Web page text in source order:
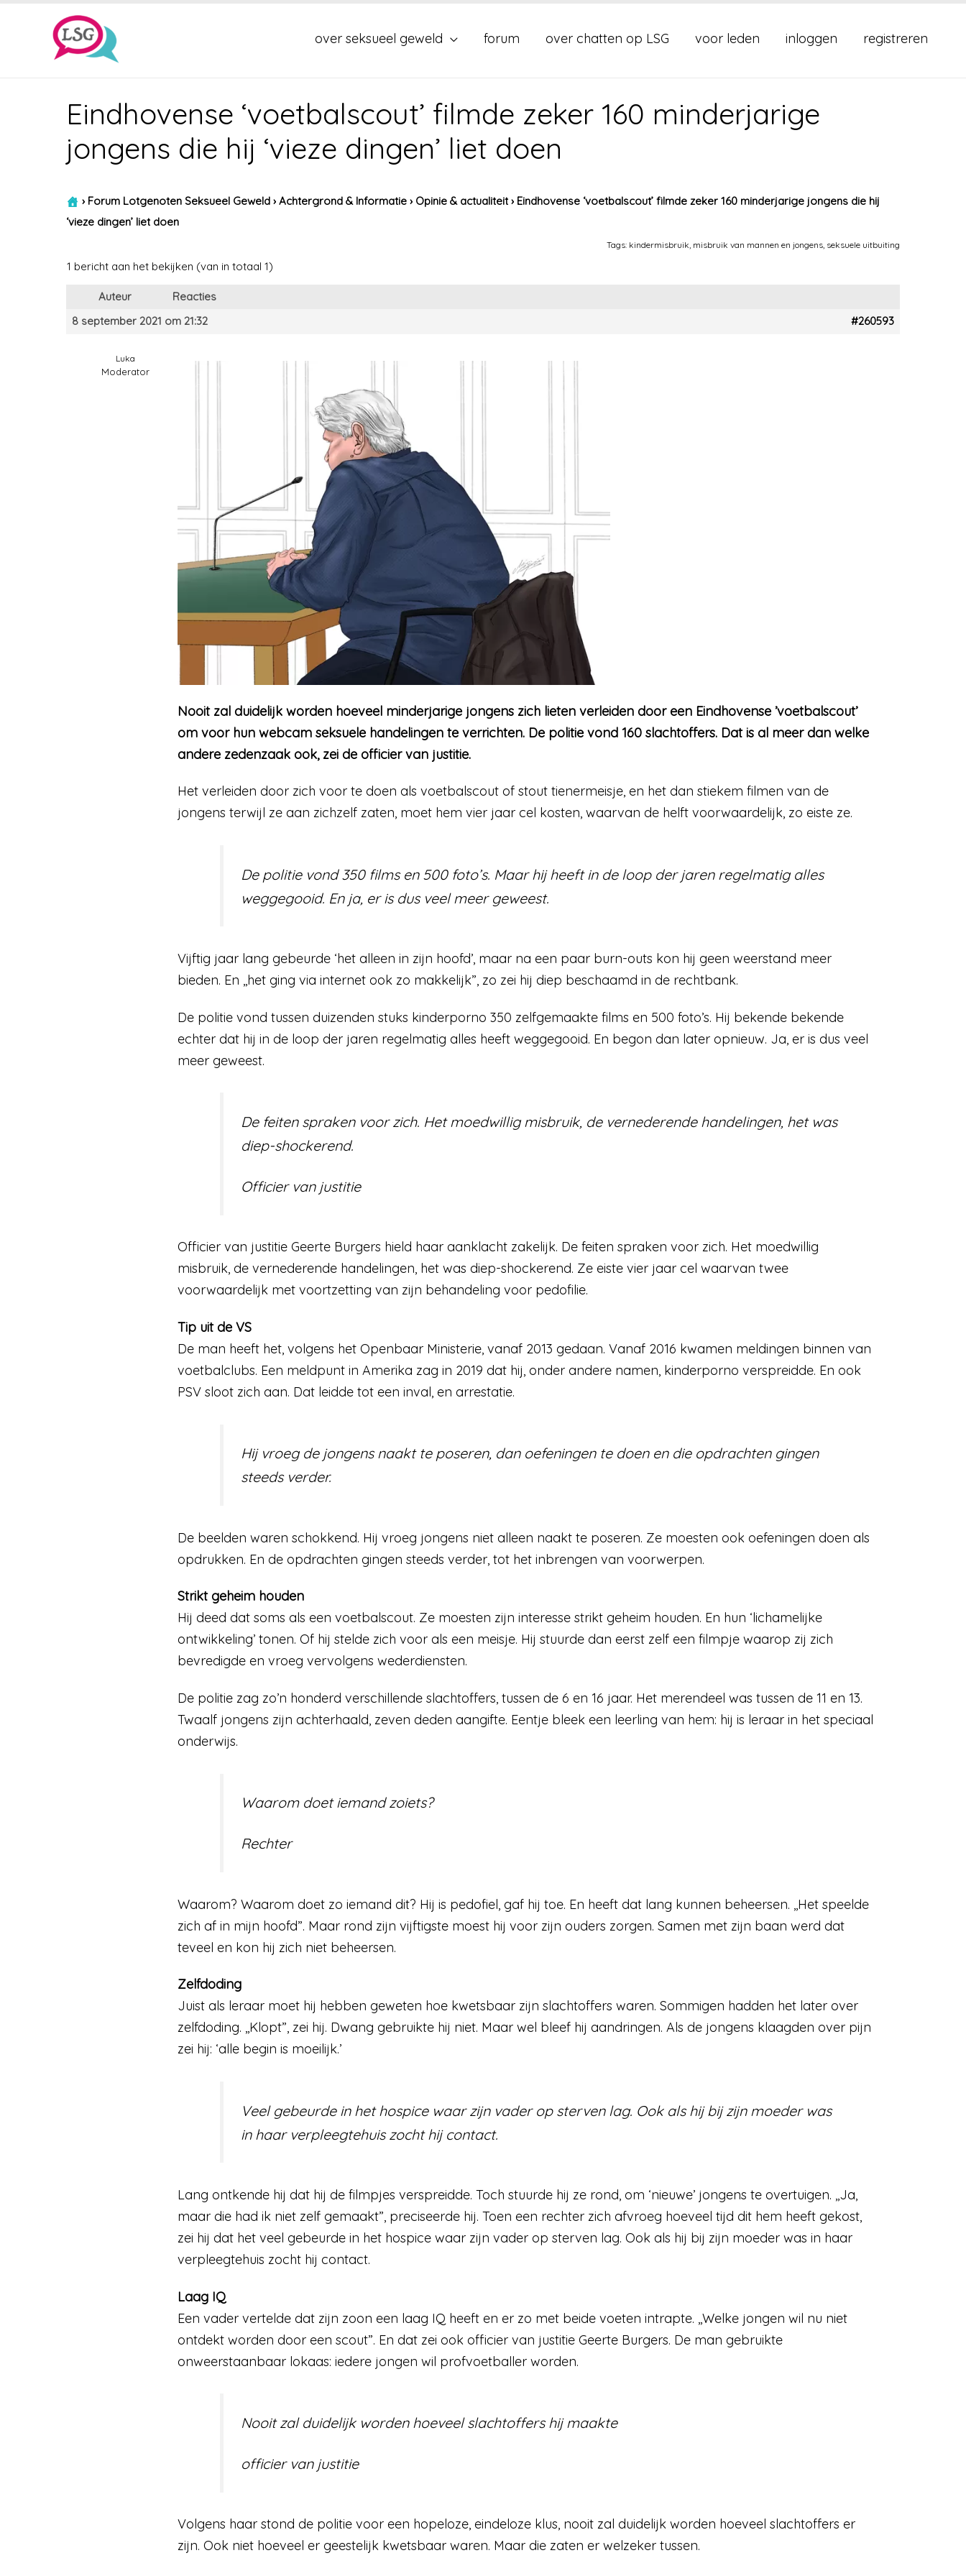
over seksueel geweld forum over chatten op LSG voor leden inloggen registreren
Eindhovense ‘voetbalscout’ filmde zeker 160 minderjarige
jongens die hij ‘vieze dingen’ liet doen
› Forum Lotgenoten Seksueel Geweld › Achtergrond & Informatie › Opinie & actualiteit › Eindhovense ‘voetbalscout’ filmde zeker 160 minderjarige jongens die hij
‘vieze dingen’ liet doen
Tags: kindermisbruik, misbruik van mannen en jongens, seksuele uitbuiting
1 bericht aan het bekijken (van in totaal 1)
Auteur
Reacties
8 september 2021 om 21:32
#260593
Luka
Moderator
Nooit zal duidelijk worden hoeveel minderjarige jongens zich lieten verleiden door een Eindhovense ’voetbalscout’
om voor hun webcam seksuele handelingen te verrichten. De politie vond 160 slachtoffers. Dat is al meer dan welke
andere zedenzaak ook, zei de officier van justitie.
Het verleiden door zich voor te doen als voetbalscout of stout tienermeisje, en het dan stiekem filmen van de
jongens terwijl ze aan zichzelf zaten, moet hem vier jaar cel kosten, waarvan de helft voorwaardelijk, zo eiste ze.
De politie vond 350 films en 500 foto’s. Maar hij heeft in de loop der jaren regelmatig alles
weggegooid. En ja, er is dus veel meer geweest.
Vijftig jaar lang gebeurde ‘het alleen in zijn hoofd’, maar na een paar burn-outs kon hij geen weerstand meer
bieden. En ,,het ging via internet ook zo makkelijk”, zo zei hij diep beschaamd in de rechtbank.
De politie vond tussen duizenden stuks kinderporno 350 zelfgemaakte films en 500 foto’s. Hij bekende bekende
echter dat hij in de loop der jaren regelmatig alles heeft weggegooid. En begon dan later opnieuw. Ja, er is dus veel
meer geweest.
De feiten spraken voor zich. Het moedwillig misbruik, de vernederen­de handelin­gen, het was
diep-shockerend.
Officier van justitie
Officier van justitie Geerte Burgers hield haar aanklacht zakelijk. De feiten spraken voor zich. Het moedwillig
misbruik, de vernederende handelingen, het was diep-shockerend. Ze eiste vier jaar cel waarvan twee
voorwaardelijk met voortzetting van zijn behandeling voor pedofilie.
Tip uit de VS
De man heeft het, volgens het Openbaar Ministerie, vanaf 2013 gedaan. Vanaf 2016 kwamen meldingen binnen van
voetbalclubs. Een meldpunt in Amerika zag in 2019 dat hij, onder andere namen, kinderporno verspreidde. En ook
PSV sloot zich aan. Dat leidde tot een inval, en arrestatie.
Hij vroeg de jongens naakt te poseren, dan oefeningen te doen en die opdrachten gingen
steeds verder.
De beelden waren schokkend. Hij vroeg jongens niet alleen naakt te poseren. Ze moesten ook oefeningen doen als
opdrukken. En de opdrachten gingen steeds verder, tot het inbrengen van voorwerpen.
Strikt geheim houden
Hij deed dat soms als een voetbalscout. Ze moesten zijn interesse strikt geheim houden. En hun ‘lichamelijke
ontwikkeling’ tonen. Of hij stelde zich voor als een meisje. Hij stuurde dan eerst zelf een filmpje waarop zij zich
bevredigde en vroeg vervolgens wederdiensten.
De politie zag zo’n honderd verschillende slachtoffers, tussen de 6 en 16 jaar. Het merendeel was tussen de 11 en 13.
Twaalf jongens zijn achterhaald, zeven deden aangifte. Eentje bleek een leerling van hem: hij is leraar in het speciaal
onderwijs.
Waarom doet iemand zoiets?
Rechter
Waarom? Waarom doet zo iemand dit? Hij is pedofiel, gaf hij toe. En heeft dat lang kunnen beheersen. ,,Het speelde
zich af in mijn hoofd”. Maar rond zijn vijftigste moest hij voor zijn ouders zorgen. Samen met zijn baan werd dat
teveel en kon hij zich niet beheersen.
Zelfdoding
Juist als leraar moet hij hebben geweten hoe kwetsbaar zijn slachtoffers waren. Sommigen hadden het later over
zelfdoding. ,,Klopt”, zei hij. Dwang gebruikte hij niet. Maar wel bleef hij aandringen. Als de jongens klaagden over pijn
zei hij: ‘alle begin is moeilijk.’
Veel gebeurde in het hospice waar zijn vader op sterven lag. Ook als hij bij zijn moeder was
in haar verpleegte­huis zocht hij contact.
Lang ontkende hij dat hij de filmpjes verspreidde. Toch stuurde hij ze rond, om ‘nieuwe’ jongens te overtuigen. ,,Ja,
maar die had ik niet zelf gemaakt”, preciseerde hij. Toen een rechter zich afvroeg hoeveel tijd dit hem heeft gekost,
zei hij dat het veel gebeurde in het hospice waar zijn vader op sterven lag. Ook als hij bij zijn moeder was in haar
verpleegtehuis zocht hij contact.
Laag IQ
Een vader vertelde dat zijn zoon een laag IQ heeft en er zo met beide voeten intrapte. ,,Welke jongen wil nu niet
ontdekt worden door een scout”. En dat zei ook officier van justitie Geerte Burgers. De man gebruikte
onweerstaanbaar lokaas: iedere jongen wil profvoetballer worden.
Nooit zal duidelijk worden hoeveel slachtof­fers hij maakte
officier van justitie
Volgens haar stond de politie voor een hopeloze, eindeloze klus, nooit zal duidelijk worden hoeveel slachtoffers er
zijn. Ook niet hoeveel er geestelijk kwetsbaar waren. Maar die zaten er welzeker tussen.